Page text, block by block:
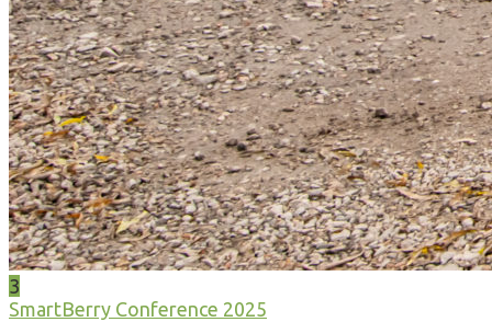
3
SmartBerry Conference 2025